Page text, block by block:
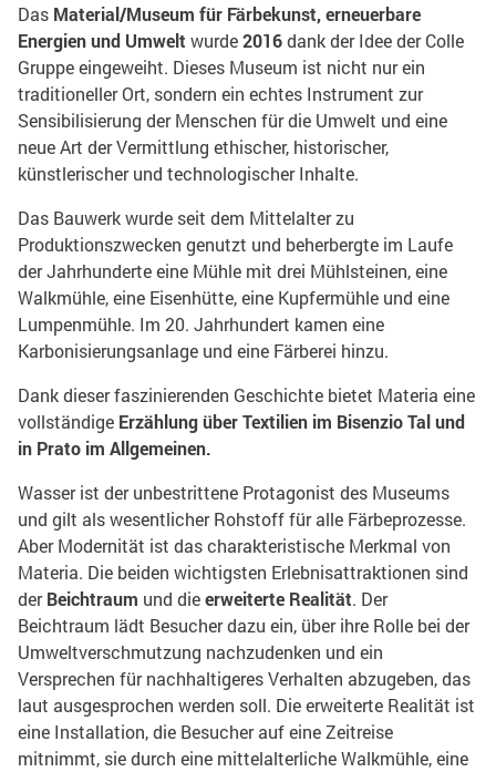
Das Material/Museum für Färbekunst, erneuerbare
Energien und Umwelt wurde2016dank der Idee der Colle
Gruppe eingeweiht. Dieses Museum ist nicht nur ein
traditioneller Ort, sondern ein echtes Instrument zur
Sensibilisierung der Menschen für die Umwelt und eine
neue Art der Vermittlung ethischer, historischer,
künstlerischer und technologischer Inhalte.
Das Bauwerk wurde seit dem Mittelalter zu
Produktionszwecken genutzt und beherbergte im Laufe
der Jahrhunderte eine Mühle mit drei Mühlsteinen, eine
Walkmühle, eine Eisenhütte, eine Kupfermühle und eine
Lumpenmühle. Im 20. Jahrhundert kamen eine
Karbonisierungsanlage und eine Färberei hinzu.
Dank dieser faszinierenden Geschichte bietet Materia eine
vollständige Erzählung über Textilien im Bisenzio Tal und
in Prato im Allgemeinen.
Wasser ist der unbestrittene Protagonist des Museums
und gilt als wesentlicher Rohstoff für alle Färbeprozesse.
Aber Modernität ist das charakteristische Merkmal von
Materia. Die beiden wichtigsten Erlebnisattraktionen sind
derBeichtraum und dieerweiterte Realität. Der
Beichtraum lädt Besucher dazu ein, über ihre Rolle bei der
Umweltverschmutzung nachzudenken und ein
Versprechen für nachhaltigeres Verhalten abzugeben, das
laut ausgesprochen werden soll. Die erweiterte Realität ist
eine Installation, die Besucher auf eine Zeitreise
mitnimmt, sie durch eine mittelalterliche Walkmühle, eine